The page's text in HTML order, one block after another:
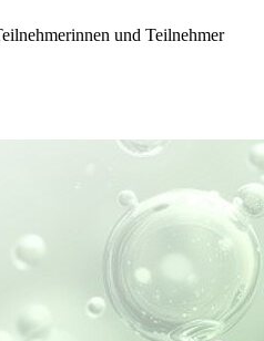
und Teilnehmer